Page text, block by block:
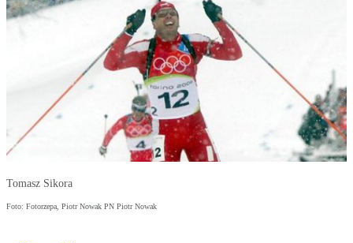
Tomasz Sikora
Foto: Fotorzepa, Piotr Nowak PN Piotr Nowak